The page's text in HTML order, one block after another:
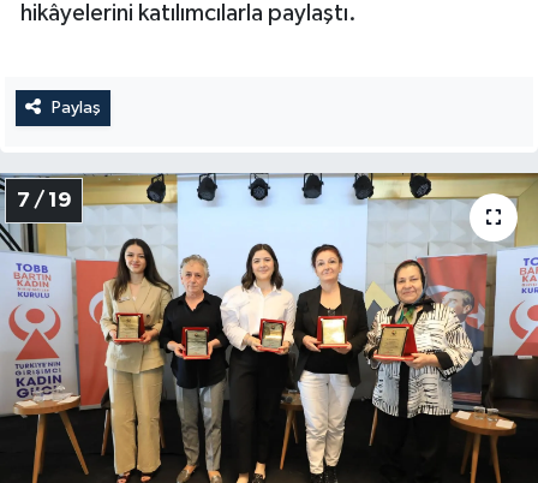
hikâyelerini katılımcılarla paylaştı.
Paylaş
7 / 19